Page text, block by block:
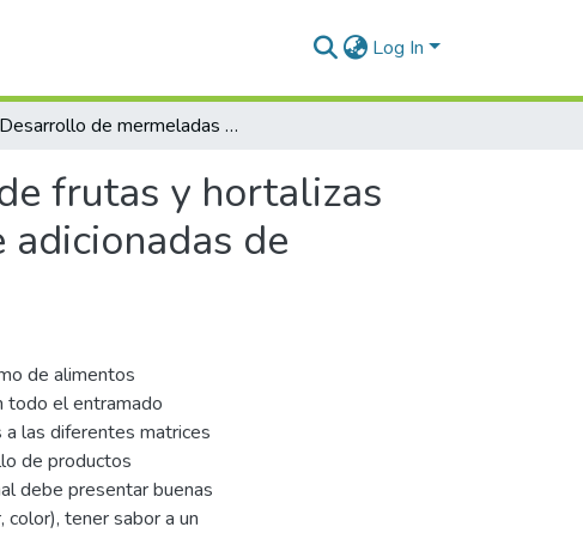
Log In
Desarrollo de mermeladas de frutas y hortalizas reducidas en calorías con capacidad antioxidante adicionadas de propóleos
frutas y hortalizas
de
de alimentos
todo el entramado
las diferentes matrices
de productos
debe presentar buenas
color), tener sabor a un